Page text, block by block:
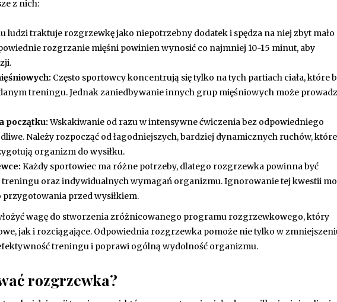
z nich:
ludzi traktuje rozgrzewkę jako niepotrzebny dodatek i spędza na niej zbyt mało
rozgrzanie mięśni powinien wynosić co najmniej 10-15 minut, aby
Często sportowcy koncentrują się tylko na tych partiach ciała, które
treningu. Jednak zaniedbywanie innych grup mięśniowych może
początku:Wskakiwanie od razu w intensywne ćwiczenia bez odpowiedniego
Należy rozpocząć od łagodniejszych, bardziej dynamicznych ruchów, które
organizm do wysiłku.
Każdy sportowiec ma różne potrzeby, dlatego rozgrzewka powinna być
oraz indywidualnych wymagań organizmu. Ignorowanie tej kwestii
przed wysiłkiem.
wagę do stworzenia zróżnicowanego programu rozgrzewkowego, który
jak i rozciągające. Odpowiednia rozgrzewka pomoże nie tylko w
treningu i poprawi ogólną wydolność organizmu.
rozgrzewka?